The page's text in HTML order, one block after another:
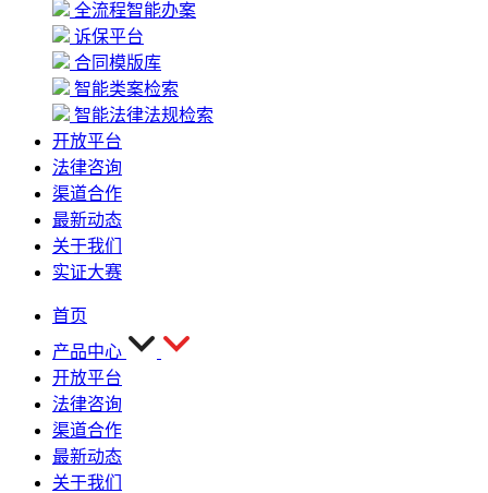
全流程智能办案
诉保平台
合同模版库
智能类案检索
智能法律法规检索
开放平台
法律咨询
渠道合作
最新动态
关于我们
实证大赛
首页
产品中心
开放平台
法律咨询
渠道合作
最新动态
关于我们